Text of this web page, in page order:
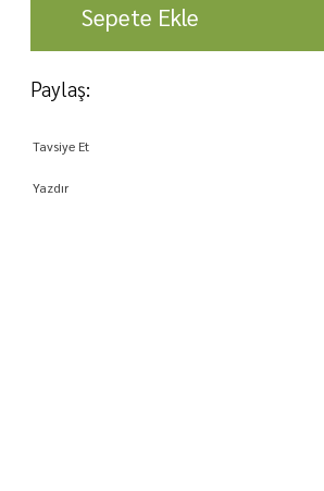
Sepete Ekle
Paylaş:
Tavsiye Et
Yazdır